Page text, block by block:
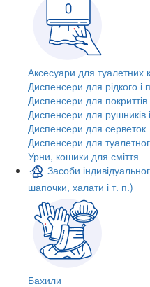
Аксесуари для туалетних
Диспенсери для рідкого і
Диспенсери для покриттів
Диспенсери для рушників
Диспенсери для серветок
Диспенсери для
Урни, кошики для сміття
Засоби
шапочки, халати і т. п.)
Бахили